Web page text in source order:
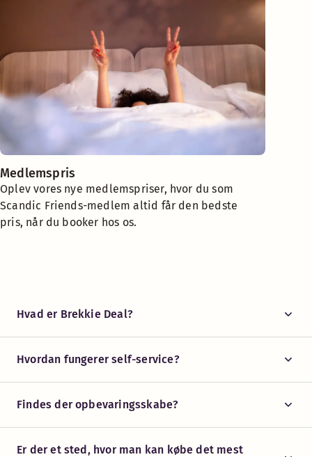
Medlemspris
Oplev vores nye medlemspriser, hvor du som
Scandic Friends-medlem altid får den bedste
pris, når du booker hos os.
Hvad er Brekkie Deal?
Hvordan fungerer self-service?
Findes der opbevaringsskabe?
Er der et sted, hvor man kan købe det mest